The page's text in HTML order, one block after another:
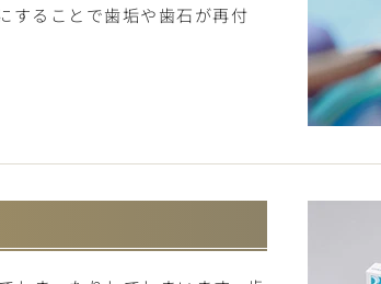
することで歯垢や歯石が再付